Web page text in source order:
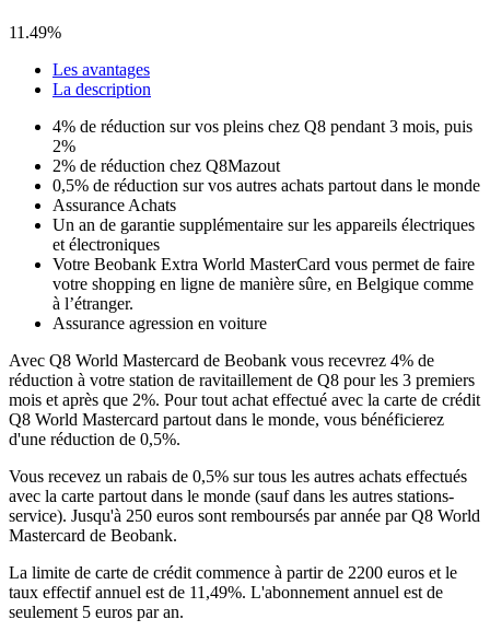
11.49%
Les avantages
La description
4% de réduction sur vos pleins chez Q8 pendant 3 mois, puis
2%
2% de réduction chez Q8Mazout
0,5% de réduction sur vos autres achats partout dans le monde
Assurance Achats
Un an de garantie supplémentaire sur les appareils électriques
et électroniques
Votre Beobank Extra World MasterCard vous permet de faire
votre shopping en ligne de manière sûre, en Belgique comme
à l’étranger.
Assurance agression en voiture
Avec Q8 World Mastercard de Beobank vous recevrez 4% de
réduction à votre station de ravitaillement de Q8 pour les 3 premiers
mois et après que 2%. Pour tout achat effectué avec la carte de crédit
Q8 World Mastercard partout dans le monde, vous bénéficierez
d'une réduction de 0,5%.
Vous recevez un rabais de 0,5% sur tous les autres achats effectués
avec la carte partout dans le monde (sauf dans les autres stations-
service). Jusqu'à 250 euros sont remboursés par année par Q8 World
Mastercard de Beobank.
La limite de carte de crédit commence à partir de 2200 euros et le
taux effectif annuel est de 11,49%. L'abonnement annuel est de
seulement 5 euros par an.